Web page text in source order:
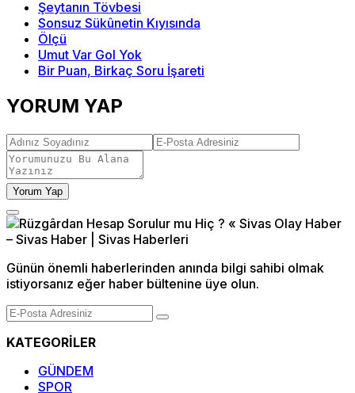
Şeytanın Tövbesi
Sonsuz Sükûnetin Kıyısında
Ölçü
Umut Var Gol Yok
Bir Puan, Birkaç Soru İşareti
YORUM YAP
Yorum Yap
Günün önemli haberlerinden anında bilgi sahibi olmak
istiyorsanız eğer haber bültenine üye olun.
KATEGORİLER
GÜNDEM
SPOR